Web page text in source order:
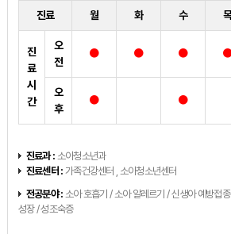
진료 월 화 수
진
료
시
간
오
전
오
후
진료과 : 소아청소년과
진료센터 : 가족건강센터 , 소아청소년센터
전공분야 : 소아 호흡기 / 소아 알레르기 / 신생아 예방접
성장 / 성조숙증